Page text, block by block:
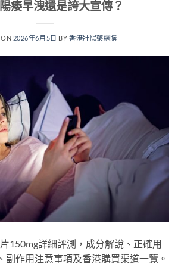
痿早洩還是誇大宣傳？
ON 2026年6月5日 BY 香港壯陽藥網購
150mg詳細評測，成分解說、正確用
副作用注意事項及香港購買渠道一覽。